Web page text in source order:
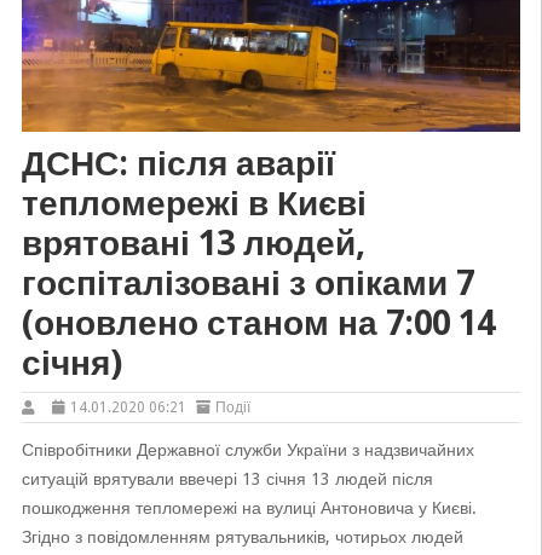
ДСНС: після аварії
тепломережі в Києві
врятовані 13 людей,
госпіталізовані з опіками 7
(оновлено станом на 7:00 14
січня)
14.01.2020 06:21 Події
Співробітники Державної служби України з надзвичайних
ситуацій врятували ввечері 13 січня 13 людей після
пошкодження тепломережі на вулиці Антоновича у Києві.
Згідно з повідомленням рятувальників, чотирьох людей